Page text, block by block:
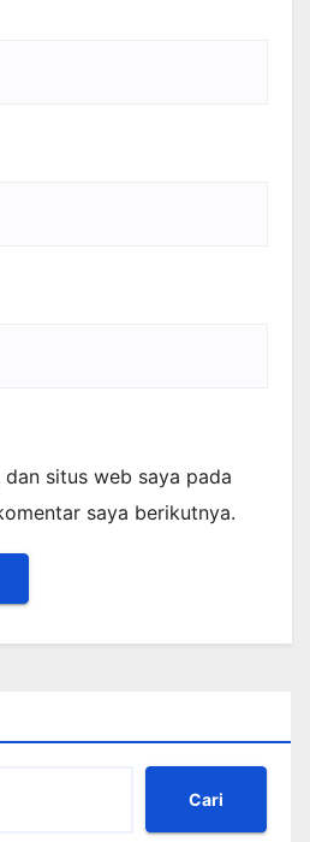
dan situs web saya pada
saya berikutnya.
Cari